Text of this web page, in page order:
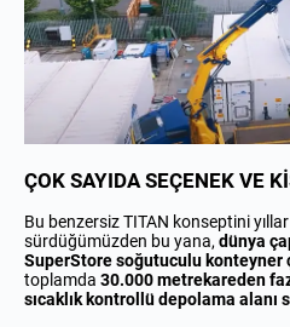
ÇOK SAYIDA SEÇENEK VE
Bu benzersiz TITAN konseptini
sürdüğümüzden bu yana, dünya
SuperStore soğutuculu konteyner
toplamda 30.000 metrekareden
sıcaklık kontrollü depolama alanı